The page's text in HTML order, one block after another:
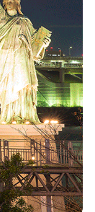
địa điểm mà du
Kỳ. Tượng được
đẹp của Vịnh Tokyo.
hơn trên bến cảng.